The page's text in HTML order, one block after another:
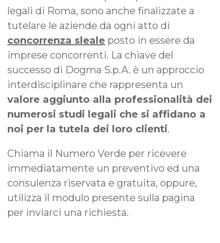
legali di Roma, sono anche finalizzate a
tutelare le aziende da ogni atto di
concorrenza sleale posto in essere da
imprese concorrenti. La chiave del
successo di Dogma S.p.A. è un approccio
interdisciplinare che rappresenta un
valore aggiunto alla professionalità dei
numerosi studi legali che si affidano a
noi per la tutela dei loro clienti.
Chiama il Numero Verde per ricevere
immediatamente un preventivo ed una
consulenza riservata e gratuita, oppure,
utilizza il modulo presente sulla pagina
per inviarci una richiesta.